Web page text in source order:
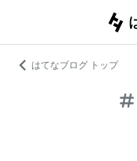
はてなブログ トップ